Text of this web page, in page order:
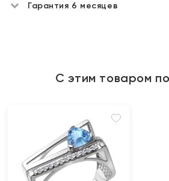
Гарантия 6 месяцев
С этим товаром